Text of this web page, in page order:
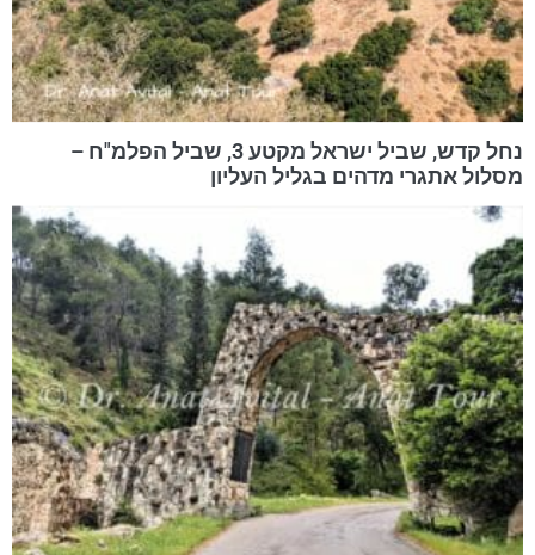
נחל קדש, שביל ישראל מקטע 3, שביל הפלמ"ח –
מסלול אתגרי מדהים בגליל העליון